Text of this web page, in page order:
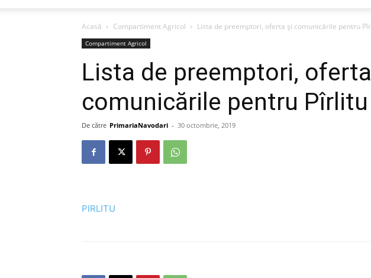
Acasă Compartiment Agricol Lista de preemptori, oferta și comunicările pentru
Compartiment Agricol
Lista de preemptori,
comunicările pentru Pîrlitu
De către PrimariaNavodari - 30 octombrie, 2019
PIRLITU